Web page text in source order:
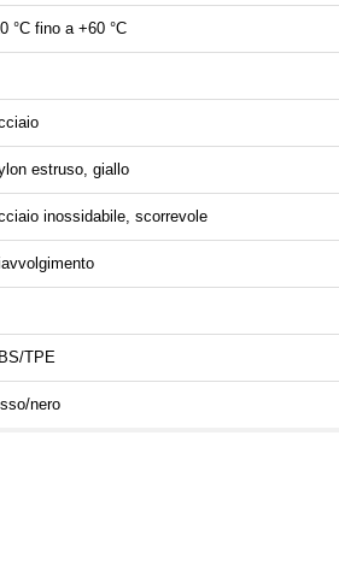
°C fino a +60 °C
estruso, giallo
inossidabile, scorrevole
TPE
nero